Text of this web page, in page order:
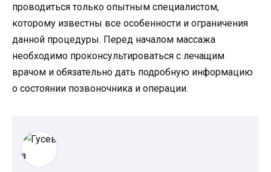
проводиться только опытным специалистом,
которому известны все особенности и ограничения
данной процедуры. Перед началом массажа
необходимо проконсультироваться с лечащим
врачом и обязательно дать подробную информацию
о состоянии позвоночника и операции.